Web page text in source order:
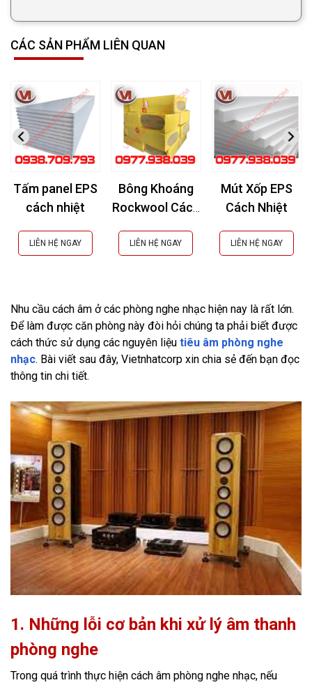
CÁC SẢN PHẨM LIÊN QUAN
Tấm panel EPS
cách nhiệt
LIÊN HỆ NGAY
Bông Khoáng
Rockwool Cách
Chống Cháy
LIÊN HỆ NGAY
Mút Xốp EPS
Cách Nhiệt
LIÊN HỆ NGAY
Nhu cầu cách âm ở các phòng nghe nhạc hiện nay là rất lớn.
Để làm được căn phòng này đòi hỏi chúng ta phải biết được
cách thức sử dụng các nguyên liệu tiêu âm phòng nghe
nhạc. Bài viết sau đây, Vietnhatcorp xin chia sẻ đến bạn đọc
thông tin chi tiết.
1. Những lỗi cơ bản khi xử lý âm thanh
phòng nghe
Trong quá trình thực hiện cách âm phòng nghe nhạc, nếu